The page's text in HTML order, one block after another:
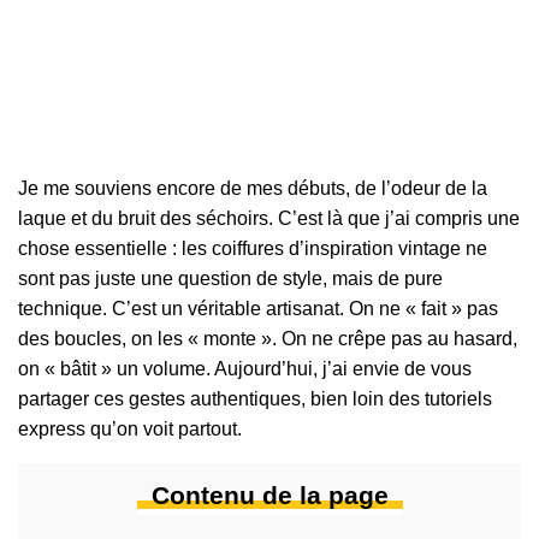
Je me souviens encore de mes débuts, de l’odeur de la
laque et du bruit des séchoirs. C’est là que j’ai compris une
chose essentielle : les coiffures d’inspiration vintage ne
sont pas juste une question de style, mais de pure
technique. C’est un véritable artisanat. On ne « fait » pas
des boucles, on les « monte ». On ne crêpe pas au hasard,
on « bâtit » un volume. Aujourd’hui, j’ai envie de vous
partager ces gestes authentiques, bien loin des tutoriels
express qu’on voit partout.
Contenu de la page